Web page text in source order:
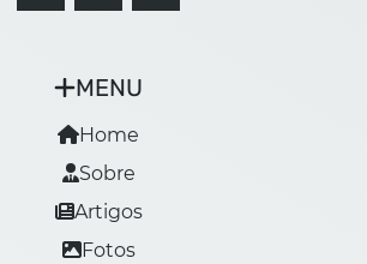
MENU
Home
Sobre
Artigos
Fotos